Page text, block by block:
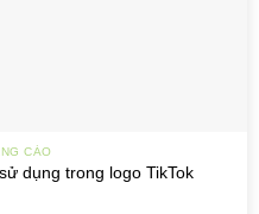
CÁO
dụng trong logo TikTok